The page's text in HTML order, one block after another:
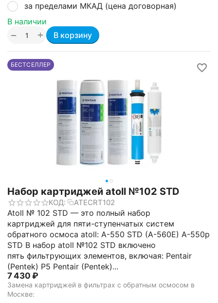
за пределами МКАД (цена договорная)
В наличии
+
− В корзину
БЕСТСЕЛЛЕР
Набор картриджей atoll №102 STD
КОД: ATECRT102
Atoll № 102 STD — это полный набор
картриджей для пяти-ступенчатых систем
обратного осмоса atoll: A-550 STD (A-560E) A-550p
STD В набор atoll №102 STD включено
пять фильтрующих элементов, включая: Pentair
(Pentek) P5 Pentair (Pentek)...
7 430 ₽
Замена картриджей в фильтрах с обратным осмосом в
Москве: